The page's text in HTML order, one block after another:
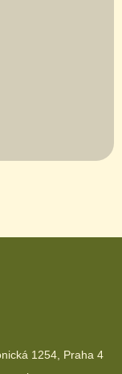
1254, Praha 4